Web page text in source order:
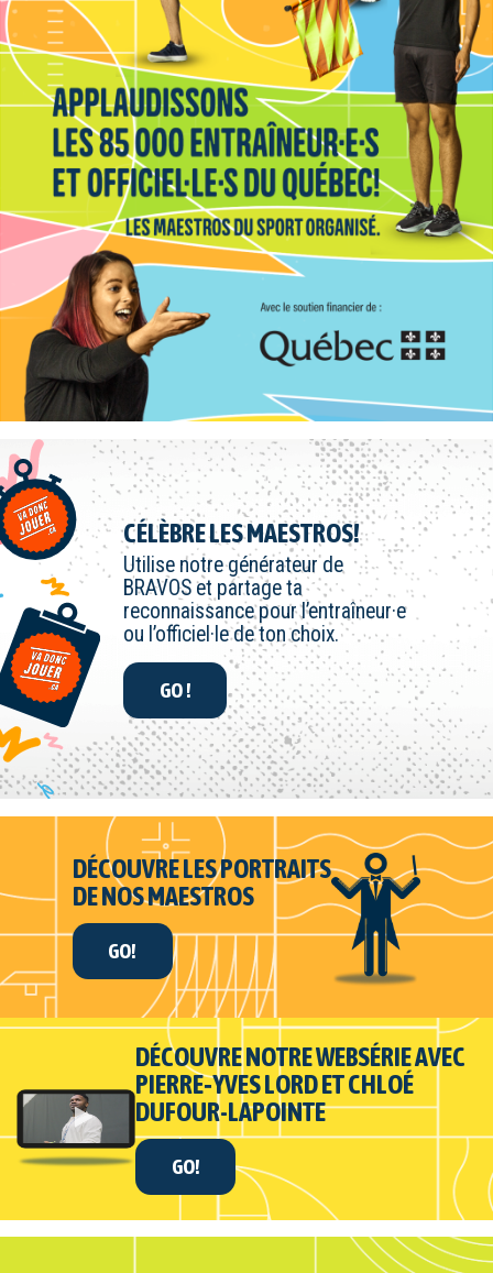
CÉLÈBRE LES MAESTROS!
Utilise notre générateur de
BRAVOS et partage ta
reconnaissance pour l’entraîneur·e
ou l’officiel·le de ton choix.
GO !
DÉCOUVRE LES PORTRAITS
DE NOS MAESTROS
GO!
DÉCOUVRE NOTRE WEBSÉRIE AVEC
PIERRE‑YVES LORD ET CHLOÉ
DUFOUR-LAPOINTE
GO!